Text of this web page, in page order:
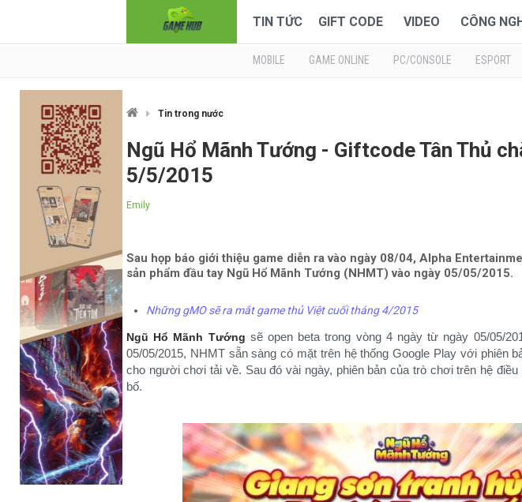
TIN TỨC GIFT CODE VIDEO CÔNG
MOBILE GAME ONLINE PC/CONSOLE ESPORT
Tin trong nước
Ngũ Hổ Mãnh Tướng - Giftcode Tân Thủ
5/5/2015
Emily
Sau họp báo giới thiệu game diễn ra vào ngày 08/04, Alpha
sản phẩm đầu tay Ngũ Hổ Mãnh Tướng (NHMT) vào ngày 05/05/2015.
Những gMO sẽ ra mắt game thủ Việt cuối tháng 4/2015
Ngũ Hổ Mãnh Tướng sẽ open beta trong vòng 4 ngày từ ngày 05/05/
05/05/2015, NHMT sẵn sàng có mặt trên hệ thống Google Play với phiên
cho người chơi tải về. Sau đó vài ngày, phiên bản của trò chơi trên hệ điều
bố.